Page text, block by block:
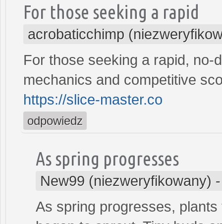
For those seeking a rapid
acrobaticchimp
For those seeking a rapid, no-
mechanics and competitive
https://slice-master.co
odpowiedz
As spring progresses
New99 (niezweryfikowany)
As spring progresses,